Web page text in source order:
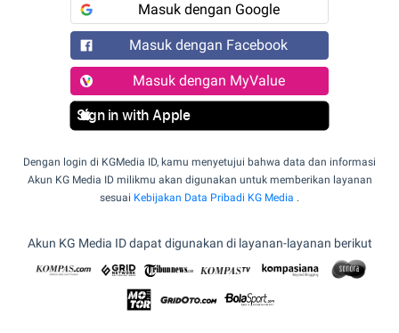
Masuk dengan Google
Masuk dengan Facebook
Masuk dengan MyValue
Sign in with Apple
Dengan login di KGMedia ID, kamu menyetujui bahwa data dan informasi
Akun KG Media ID milikmu akan digunakan untuk memberikan layanan
sesuai Kebijakan Data Pribadi KG Media .
Akun KG Media ID dapat digunakan di layanan-layanan berikut